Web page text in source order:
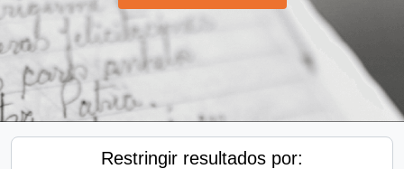
Restringir resultados por: